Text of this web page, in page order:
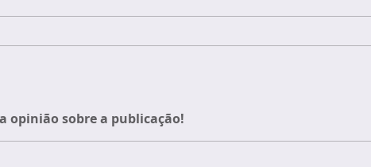
opinião sobre a publicação!